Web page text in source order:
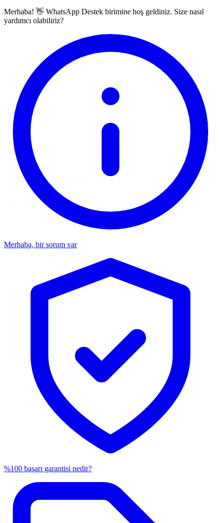
Merhaba! 👋 WhatsApp Destek birimine hoş geldiniz. Size nasıl
yardımcı olabiliriz?
Merhaba, bir sorum var
%100 başarı garantisi nedir?